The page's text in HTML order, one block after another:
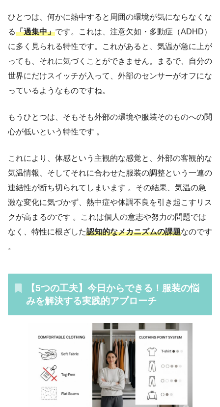
ひとつは、何かに熱中すると周囲の環境が気にならなくな
る「過集中」です。これは、注意欠如・多動症（ADHD）
に多く見られる特性です。これがあると、気温が急に上が
っても、それに気づくことができません。まるで、自分の
世界にだけスイッチが入って、外部のセンサーがオフにな
っているようなものですね。
もうひとつは、そもそも外部の環境や服装そのものへの関
心が低いという特性です 。
これにより、体感という主観的な感覚と、外部の客観的な
気温情報、そしてそれに合わせた服装の調整という一連の
連結性が断ち切られてしまいます 。その結果、気温の急
激な変化に気づかず、熱中症や体調不良を引き起こすリス
クが高まるのです 。これは個人の意志や努力の問題では
なく、特性に根ざした認知的なメカニズムの課題なのです
。
【5つの工夫】今日からできる！服装の悩
みを解決する実践的アプローチ